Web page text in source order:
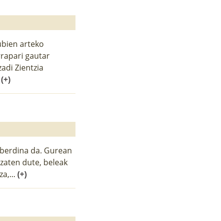
arteko
gautar
Zientzia
(+)
da. Gurean
dute, beleak
(+)